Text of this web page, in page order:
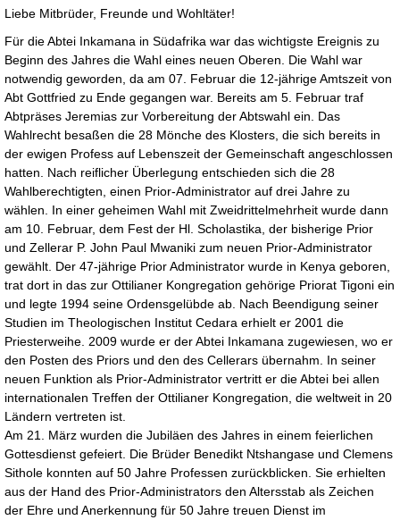
Liebe Mitbrüder, Freunde und Wohltäter!
Für die Abtei Inkamana in Südafrika war das wichtigste Ereignis zu
Beginn des Jahres die Wahl eines neuen Oberen. Die Wahl war
notwendig geworden, da am 07. Februar die 12-jährige Amtszeit von
Abt Gottfried zu Ende gegangen war. Bereits am 5. Februar traf
Abtpräses Jeremias zur Vorbereitung der Abtswahl ein. Das
Wahlrecht besaßen die 28 Mönche des Klosters, die sich bereits in
der ewigen Profess auf Lebenszeit der Gemeinschaft angeschlossen
hatten. Nach reiflicher Überlegung entschieden sich die 28
Wahlberechtigten, einen Prior-Administrator auf drei Jahre zu
wählen. In einer geheimen Wahl mit Zweidrittelmehrheit wurde dann
am 10. Februar, dem Fest der Hl. Scholastika, der bisherige Prior
und Zellerar P. John Paul Mwaniki zum neuen Prior-Administrator
gewählt. Der 47-jährige Prior Administrator wurde in Kenya geboren,
trat dort in das zur Ottilianer Kongregation gehörige Priorat Tigoni ein
und legte 1994 seine Ordensgelübde ab. Nach Beendigung seiner
Studien im Theologischen Institut Cedara erhielt er 2001 die
Priesterweihe. 2009 wurde er der Abtei Inkamana zugewiesen, wo er
den Posten des Priors und den des Cellerars übernahm. In seiner
neuen Funktion als Prior-Administrator vertritt er die Abtei bei allen
internationalen Treffen der Ottilianer Kongregation, die weltweit in 20
Ländern vertreten ist.
Am 21. März wurden die Jubiläen des Jahres in einem feierlichen
Gottesdienst gefeiert. Die Brüder Benedikt Ntshangase und Clemens
Sithole konnten auf 50 Jahre Professen zurückblicken. Sie erhielten
aus der Hand des Prior-Administrators den Altersstab als Zeichen
der Ehre und Anerkennung für 50 Jahre treuen Dienst im